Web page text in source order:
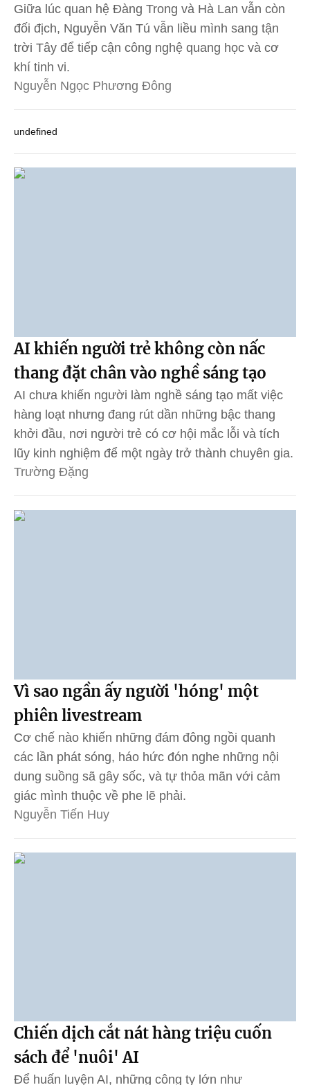
Giữa lúc quan hệ Đàng Trong và Hà Lan vẫn còn
đối địch, Nguyễn Văn Tú vẫn liều mình sang tận
trời Tây để tiếp cận công nghệ quang học và cơ
khí tinh vi.
Nguyễn Ngọc Phương Đông
undefined
AI khiến người trẻ không còn nấc
thang đặt chân vào nghề sáng tạo
AI chưa khiến người làm nghề sáng tạo mất việc
hàng loạt nhưng đang rút dần những bậc thang
khởi đầu, nơi người trẻ có cơ hội mắc lỗi và tích
lũy kinh nghiệm để một ngày trở thành chuyên gia.
Trường Đặng
Vì sao ngần ấy người 'hóng' một
phiên livestream
Cơ chế nào khiến những đám đông ngồi quanh
các lần phát sóng, háo hức đón nghe những nội
dung suồng sã gây sốc, và tự thỏa mãn với cảm
giác mình thuộc về phe lẽ phải.
Nguyễn Tiến Huy
Chiến dịch cắt nát hàng triệu cuốn
sách để 'nuôi' AI
Để huấn luyện AI, những công ty lớn như